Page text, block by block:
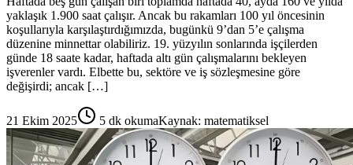
yaklaşık 1.900 saat çalışır. Ancak bu rakamları 100 yıl öncesinin
koşullarıyla karşılaştırdığımızda, bugünkü 9’dan 5’e çalışma
düzenine minnettar olabiliriz. 19. yüzyılın sonlarında işçilerden
günde 18 saate kadar, haftada altı gün çalışmalarını bekleyen
işverenler vardı. Elbette bu, sektöre ve iş sözleşmesine göre
değişirdi; ancak […]
21 Ekim 2025 5 dk okumaKaynak: matematiksel